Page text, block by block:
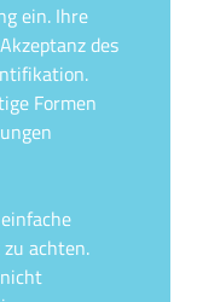
ein. Ihre
des
Formen
achten.